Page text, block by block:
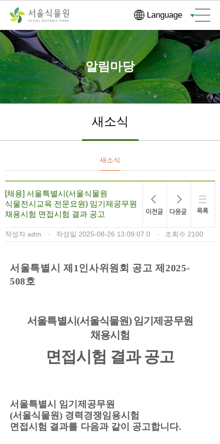
츠
바
로
가
기
본문으로
바로가기
Language
알림마당
새소식
새소식
[채용] 서울특별시(서울식물원
식물전시교육 전문요원) 임기제공무원
채용시험 면접시험 결과 공고
작성자 adm 작성일 2025-08-26 13:09:07.0 조회수 2100
서울특별시 제 1 인사위원회 공고 제2025-
508호
서울특별시 (서울식물원) 임기제공무원
채용시험
면접시험 결과 공고
서울특별시 임기제공무원
(서울식물원) 경력경쟁임용시험
면접시험 결과를 다음과 같이 공고합니다.